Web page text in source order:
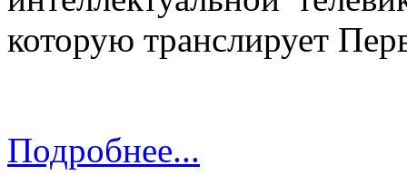
которую транслирует
Подробнее...